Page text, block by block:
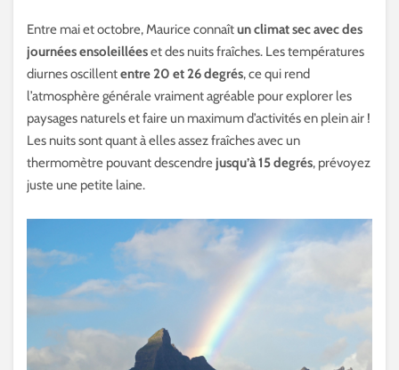
Entre mai et octobre, Maurice connaîtun climat sec avec des
journées ensoleilléeset des nuits fraîches. Les températures
diurnes oscillententre 20 et 26 degrés, ce qui rend
l’atmosphère générale vraiment agréable pour explorer les
paysages naturels et faire un maximum d’activités en plein air !
Les nuits sont quant à elles assez fraîches avec un
thermomètre pouvant descendre jusqu’à 15 degrés, prévoyez
juste une petite laine.